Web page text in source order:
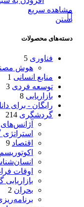
بستن
دسته‌های محصولات
فناوری 5
هوش
منابع انسانی 1
توسعه فردی 3
بازاریابی 8
رایگان - برای
گردشگری 214
اقتصاد 9
اکوتوریسم
اوقات
بحران 2
مشاهده سریع